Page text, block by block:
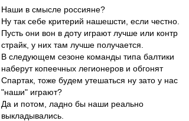
Наши в смысле россияне?
Ну так себе критерий нашешсти, если честно.
Пусть они вон в доту играют лучше или контр
страйк, у них там лучше получается.
В следующем сезоне команды типа балтики
наберут копеечных легионеров и обгонят
Спартак, тоже будем утешаться ну зато у нас
"наши" играют?
Да и потом, ладно бы наши реально
выкладывались.